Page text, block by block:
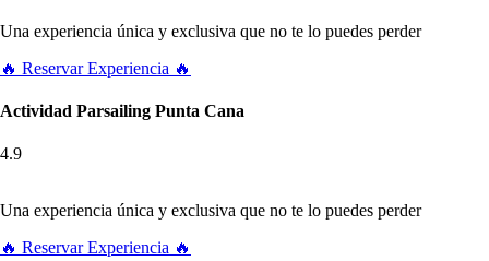
Una experiencia única y exclusiva que no te lo puedes perder
🔥 Reservar Experiencia 🔥
Actividad Parsailing Punta Cana
4.9
Una experiencia única y exclusiva que no te lo puedes perder
🔥 Reservar Experiencia 🔥